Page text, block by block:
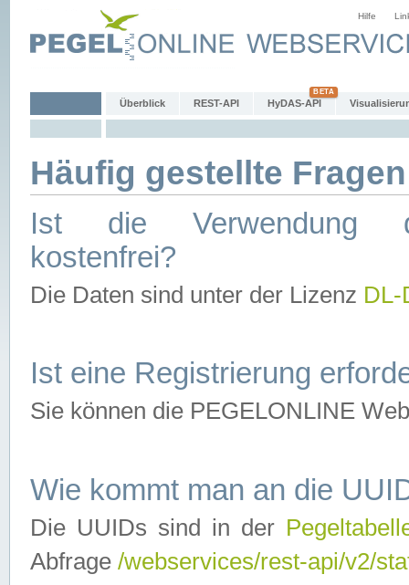
Hilfe
Überblick REST-API HyDAS-API
Häufig gestellte
Ist die Verwendung
kostenfrei?
Die Daten sind unter der Lizenz
Ist eine Registrierung
Sie können die PEGELONLINE
Wie kommt man an die
Die UUIDs sind in der
Abfrage /webservices/rest-api/v2/